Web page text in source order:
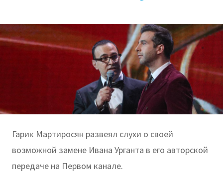
Гарик Мартиросян развеял слухи о своей
возможной замене Ивана Урганта в его авторской
передаче на Первом канале.